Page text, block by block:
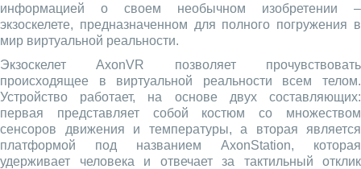
информацией о своем необычном изобретении –
экзоскелете, предназначенном для полного погружения в
мир виртуальной реальности.
Экзоскелет AxonVR позволяет прочувствовать
происходящее в виртуальной реальности всем телом.
Устройство работает, на основе двух составляющих:
первая представляет собой костюм со множеством
сенсоров движения и температуры, а вторая является
платформой под названием AxonStation, которая
удерживает человека и отвечает за тактильный отклик